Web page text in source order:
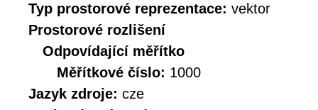
Typ prostorové reprezentace: vektor
Prostorové rozlišení
Odpovídající měřítko
Měřítkové číslo: 1000
Jazyk zdroje: cze